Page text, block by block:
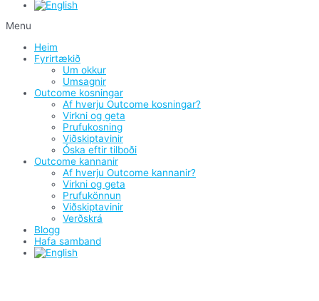
Menu
Heim
Fyrirtækið
Um okkur
Umsagnir
Outcome kosningar
Af hverju Outcome kosningar?
Virkni og geta
Prufukosning
Viðskiptavinir
Óska eftir tilboði
Outcome kannanir
Af hverju Outcome kannanir?
Virkni og geta
Prufukönnun
Viðskiptavinir
Verðskrá
Blogg
Hafa samband